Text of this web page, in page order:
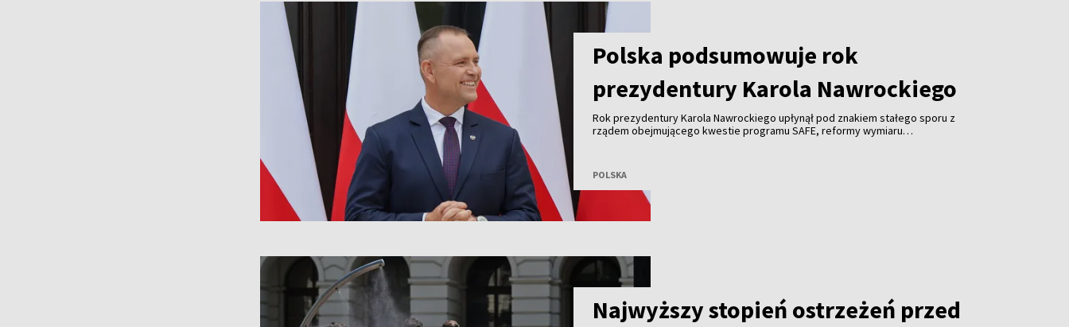
Polska podsumowuje rok
prezydentury Karola Nawrockiego
Rok prezydentury Karola Nawrockiego upłynął pod znakiem stałego sporu z
rządem obejmującego kwestie programu SAFE, reformy wymiaru
napięcia w relacjach z Ukrainą.
POLSKA
Najwyższy stopień ostrzeżeń przed